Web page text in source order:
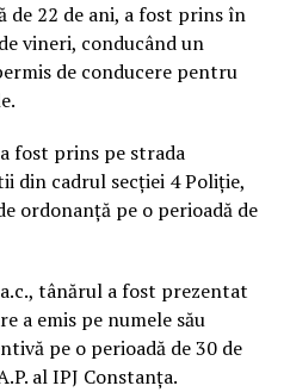
de 22 de ani, a fost prins în
vineri, conducând un
de conducere pentru
fost prins pe strada
din cadrul secției 4 Poliție,
ordonanță pe o perioadă de
tânărul a fost prezentat
a emis pe numele său
pe o perioadă de 30 de
al IPJ Constanța.